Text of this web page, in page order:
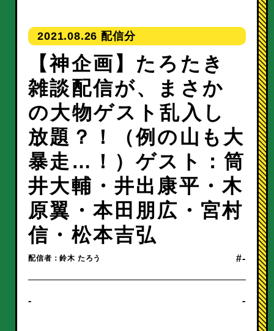
2021.08.26
【神企画】たろたき
雑談配信が、まさか
の大物ゲスト乱入し
放題？！（例の山も大
暴走…！）ゲスト：筒
井大輔・井出康平・木
原翼・本田朋広・宮村
信・松本吉弘
配信者：鈴木 たろう #-
- -